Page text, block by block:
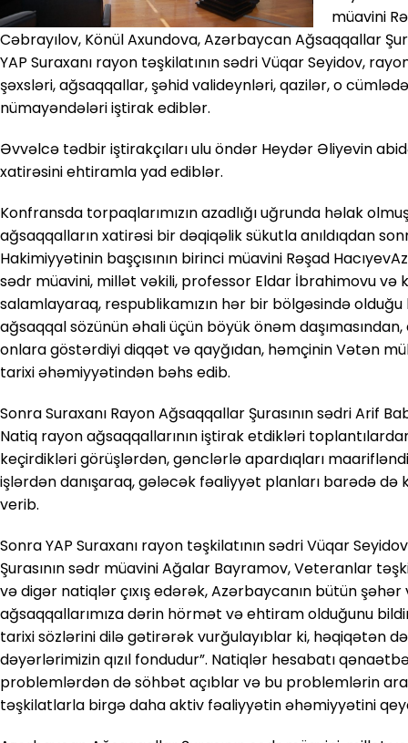
müavini
Cəbrayılov, Könül Axundova, Azərbaycan Ağsaqqallar
YAP Suraxanı rayon təşkilatının sədri Vüqar Seyidov,
şəxsləri, ağsaqqallar, şəhid valideynləri, qazilər, o
nümayəndələri iştirak ediblər.
Əvvəlcə tədbir iştirakçıları ulu öndər Heydər Əliyevin
xatirəsini ehtiramla yad ediblər.
Konfransda torpaqlarımızın azadlığı uğrunda həlak
ağsaqqalların xatirəsi bir dəqiqəlik sükutla anıldıqdan
Hakimiyyətinin başçısının birinci müavini Rəşad
sədr müavini, millət vəkili, professor Eldar İbrahimovu və
salamlayaraq, respublikamızın hər bir bölgəsində
ağsaqqal sözünün əhali üçün böyük önəm
onlara göstərdiyi diqqət və qayğıdan, həmçinin Vətən
tarixi əhəmiyyətindən bəhs edib.
Sonra Suraxanı Rayon Ağsaqqallar Şurasının sədri Arif
Natiq rayon ağsaqqallarının iştirak etdikləri
keçirdikləri görüşlərdən, gənclərlə apardıqları
işlərdən danışaraq, gələcək fəaliyyət planları barədə də
verib.
Sonra YAP Suraxanı rayon təşkilatının sədri Vüqar
Şurasının sədr müavini Ağalar Bayramov, Veteranlar
və digər natiqlər çıxış edərək, Azərbaycanın bütün
ağsaqqallarımıza dərin hörmət və ehtiram olduğunu
tarixi sözlərini dilə gətirərək vurğulayıblar ki, həqiqətən
dəyərlərimizin qızıl fondudur”. Natiqlər hesabatı
problemlərdən də söhbət açıblar və bu problemlərin
təşkilatlarla birgə daha aktiv fəaliyyətin əhəmiyyətini